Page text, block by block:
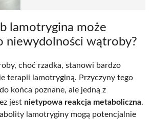
lamotrygina może
niewydolności wątroby?
choć rzadka, stanowi bardzo
terapii lamotryginą. Przyczyny tego
końca poznane, ale jedną z
jest nietypowa reakcja metaboliczna.
lamotryginy mogą potencjalnie